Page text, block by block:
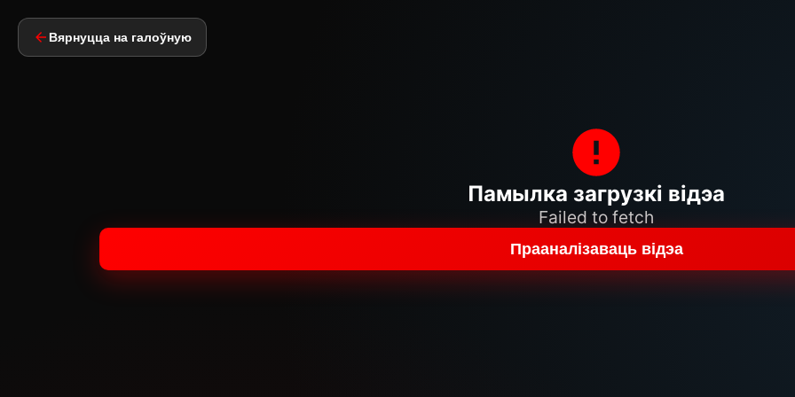
Вярнуцца на галоўную
Памылка загрузкі відэа
Failed to fetch
Прааналізаваць відэа